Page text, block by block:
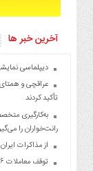
آخرین خبر ها
دیپلماسی
عراقچی و همتای
تأکید کردند
به‌کارگیری
رانت‌خواران را
از مذاکرات
توقف معاملات ۶ رمزارز در کوین‌بیس از امروز